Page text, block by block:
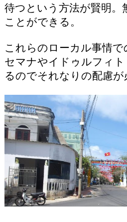
待つという方法が賢明。
ことができる。
これらのローカル事情で
セマナやイドゥルフィト
るのでそれなりの配慮が